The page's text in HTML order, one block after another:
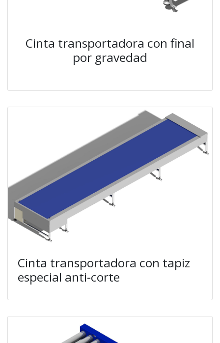
Cinta transportadora con final
por gravedad
Cinta transportadora con tapiz
especial anti-corte